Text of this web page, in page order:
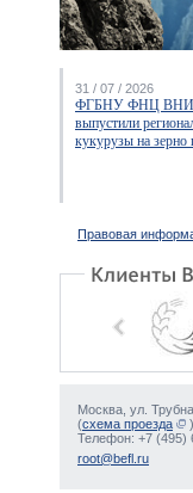
31 / 07 / 2026
ФГБНУ ФНЦ
выпустили
кукурузы на зерно
Правовая
Москва, ул.
(схема проезда
)
Телефон: +7 (495)
root@befl.ru